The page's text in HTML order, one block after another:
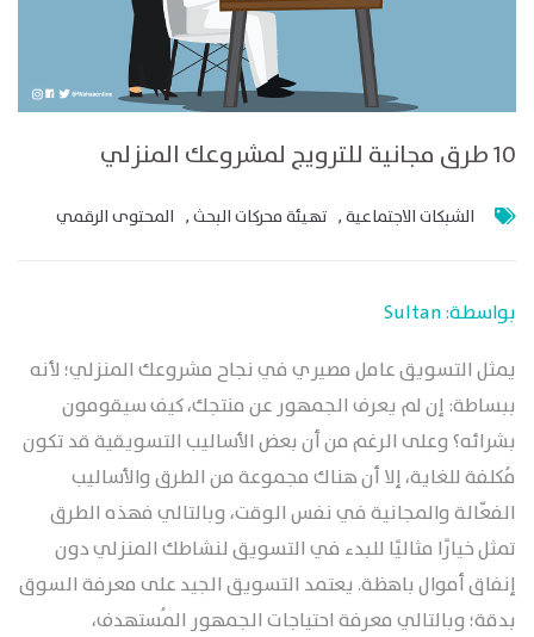
10 طرق مجانية للترويج لمشروعك المنزلي
الشبكات الاجتماعية, تهيئة محركات البحث, المحتوى الرقمي
بواسطة: Sultan
يمثل التسويق عامل مصيري في نجاح مشروعك المنزلي؛ لأنه
ببساطة: إن لم يعرف الجمهور عن منتجك، كيف سيقومون
بشرائه؟ وعلى الرغم من أن بعض الأساليب التسويقية قد تكون
مُكلفة للغاية، إلا أن هناك مجموعة من الطرق والأساليب
الفعّالة والمجانية في نفس الوقت، وبالتالي فهذه الطرق
تمثل خيارًا مثاليًا للبدء في التسويق لنشاطك المنزلي دون
إنفاق أموال باهظة. يعتمد التسويق الجيد على معرفة السوق
بدقة؛ وبالتالي معرفة احتياجات الجمهور المُستهدف،